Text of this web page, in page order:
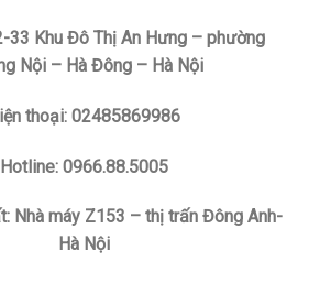
33 Khu Đô Thị An Hưng – phường
Nội – Hà Đông – Hà Nội
thoại: 02485869986
Hotline: 0966.88.5005
Nhà máy Z153 – thị trấn Đông Anh-
Hà Nội